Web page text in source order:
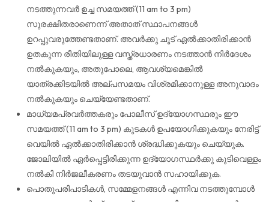
നടത്തുന്നവർ ഉച്ച സമയത്ത് (11 am to 3 pm)
സുരക്ഷിതരാണെന്ന് അതാത് സ്ഥാപനങ്ങൾ
ഉറപ്പുവരുത്തേണ്ടതാണ്. അവർക്കു ചൂട് ഏൽക്കാതിരിക്കാൻ
ഉതകുന്ന രീതിയിലുള്ള വസ്ത്രധാരണം നടത്താൻ നിർദേശം
നൽകുകയും, അതുപോലെ, ആവശ്യമെങ്കിൽ
യാത്രക്കിടയിൽ അല്പസമയം വിശ്രമിക്കാനുള്ള അനുവാദം
നൽകുകയും ചെയ്യേണ്ടതാണ്.
മാധ്യമപ്രവർത്തകരും പോലീസ് ഉദ്യോഗസ്ഥരും ഈ
സമയത്ത് (11 am to 3 pm) കുടകൾ ഉപയോഗിക്കുകയും നേരിട്ട്
വെയിൽ ഏൽക്കാതിരിക്കാൻ ശ്രദ്ധിക്കുകയും ചെയ്യുക.
ജോലിയിൽ ഏർപ്പെട്ടിരിക്കുന്ന ഉദ്യോഗസ്ഥർക്കു കുടിവെള്ളം
നൽകി നിർജലീകരണം തടയുവാൻ സഹായിക്കുക.
പൊതുപരിപാടികൾ, സമ്മേളനങ്ങൾ എന്നിവ നടത്തുമ്പോൾ